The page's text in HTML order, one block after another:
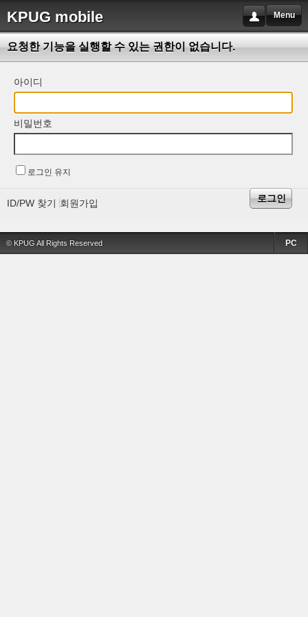
KPUG mobile Menu
요청한 기능을 실행할 수 있는 권한이 없습니다.
아이디
비밀번호
로그인 유지
ID/PW 찾기 회원가입
© KPUG All Rights Reserved PC